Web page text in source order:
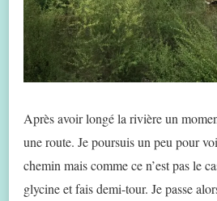
Après avoir longé la rivière un
une route. Je poursuis un peu pour
chemin mais comme ce n’est pas le
glycine et fais demi-tour. Je passe